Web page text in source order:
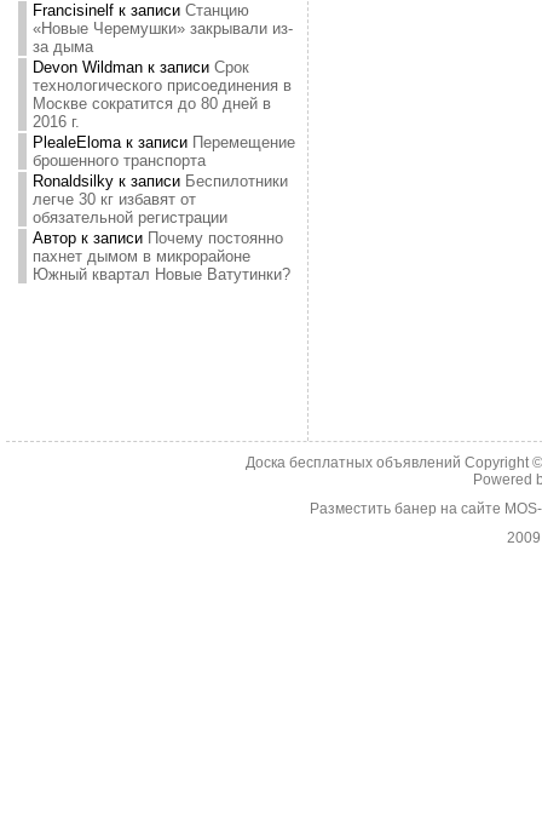
Francisinelfк записи Станцию
«Новые Черемушки» закрывали из-
за дыма
Devon Wildmanк записи Срок
технологического присоединения в
Москве сократится до 80 дней в
2016 г.
PlealeElomaк записи Перемещение
брошенного транспорта
Ronaldsilkyк записи Беспилотники
легче 30 кг избавят от
обязательной регистрации
Авторк записи Почему постоянно
пахнет дымом в микрорайоне
Южный квартал Новые Ватутинки?
Доска бесплатных объявлений Copyright
Powered
Разместить банер на сайте